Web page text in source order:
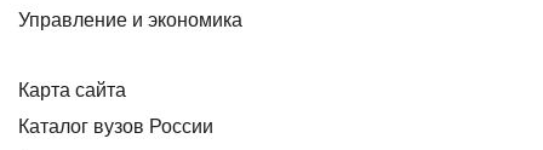
Управление и экономика
Карта сайта
Каталог вузов России